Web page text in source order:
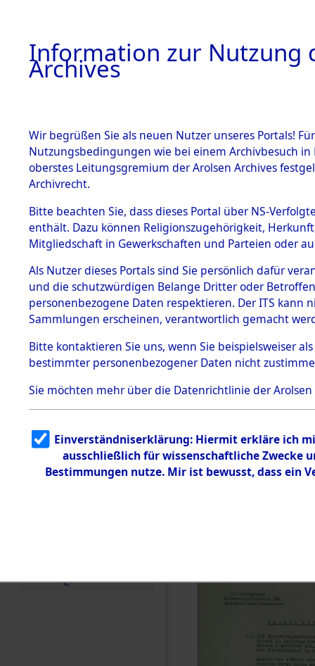
BESTÄNDE
1.
mente
5. Verschiedenes
5.3
Todesmärsche
5.3.1 Alliierte
Erhebungen
zu
Todesmärsch
en
5.3.2
g
5.3.3
Todesmärsch
e
Landkreis
und
Information zur Nutzung
Archives
Wir begrüßen Sie als neuen Nutzer unseres Portals!
Nutzungsbedingungen wie bei einem Archivbesuch
oberstes Leitungsgremium der Arolsen Archives
Archivrecht.
Bitte beachten Sie, dass dieses Portal über NS-
enthält. Dazu können Religionszugehörigkeit,
Mitgliedschaft in Gewerkschaften und Parteien oder
Als Nutzer dieses Portals sind Sie persönlich dafür
und die schutzwürdigen Belange Dritter oder
personenbezogene Daten respektieren. Der ITS
Sammlungen erscheinen, verantwortlich gemacht
Bitte kontaktieren Sie uns, wenn Sie beispielsweiser
bestimmter personenbezogener Daten nicht
Sie möchten mehr über die Datenrichtlinie der Arolsen
Einverständniserklärung: Hiermit erkläre ich
ausschließlich für wissenschaftliche Zwecke
Bestimmungen nutze. Mir ist bewusst, dass ein